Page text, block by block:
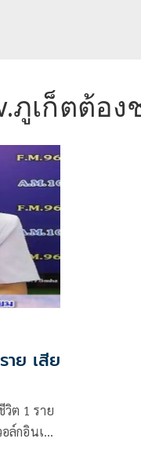
ภูเก็ตต้อง
ย เสีย
วิต 1 ราย
ล์กอินเข้า